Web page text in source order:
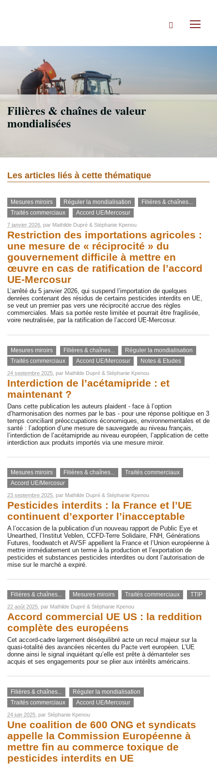
Rechercher
Filières & chaînes de valeur
mondialisées
Les articles liés à cette thématique
Mesures miroirs Réguler la mondialisation
Filières & chaînes...
Traités commerciaux
Accord UE/Mercosur
7 janvier 2026 , par Mathilde Dupré & Stéphanie Kpenou
Restriction des importations agricoles :
une mesure de « réciprocité » du
gouvernement difficile à mettre en
œuvre en cas de ratification de l’accord
UE-Mercosur
L’arrêté du 5 janvier 2026, qui suspend l’importation de quelques
denrées contenant des résidus de certains pesticides interdits en UE,
se veut un premier pas vers une réciprocité accrue des règles
commerciales. Mais sa portée reste limitée et pourrait être fragilisée,
voire neutralisée, par la ratification de l’accord UE-Mercosur.
Mesures miroirs Filières & chaînes...
Réguler la mondialisation
Traités commerciaux
Accord UE/Mercosur Notes & Etudes
24 septembre 2025 , par Mathilde Dupré & Stéphanie Kpenou
Interdiction de l’acétamipride : et
maintenant ?
Dans cette publication les auteurs plaident - face à l’option
d’harmonisation des normes par le bas - pour une réponse politique en 3
temps conciliant préoccupations économiques, environnementales et de
santé : l’adoption d’une mesure de sauvegarde au niveau français,
l’interdiction de l’acétamipride au niveau européen, l’application de cette
interdiction aux produits importés via une mesure miroir.
Mesures miroirs Filières & chaînes...
Traités commerciaux
Accord UE/Mercosur
23 septembre 2025 , par Mathilde Dupré & Stéphanie Kpenou
Pesticides interdits : la France et l’UE
continuent d’exporter l’inacceptable
A l’occasion de la publication d’un nouveau rapport de Public Eye et
Unearthed, l’Institut Veblen, CCFD-Terre Solidaire, FNH, Générations
Futures, foodwatch et AVSF appellent la France et l’Union européenne à
mettre immédiatement un terme à la production et l’exportation de
pesticides et substances pesticides interdites ou dont l’autorisation de
mise sur le marché a expiré.
Filières & chaînes... Mesures miroirs Traités commerciaux TTIP
22 août 2025, par Mathilde Dupré & Stéphanie Kpenou
Accord commercial UE US : la reddition
complète des européens
Cet accord-cadre largement déséquilibré acte un recul majeur sur la
quasi-totalité des avancées récentes du Pacte vert européen. L’UE
donne ainsi le signal inquiétant qu’elle est prête à démanteler ses
acquis et ses engagements pour se plier aux intérêts américains.
Filières & chaînes...
Réguler la mondialisation
Traités commerciaux
Accord UE/Mercosur
24 juin 2025 , par Stéphanie Kpenou
Une coalition de 600 ONG et syndicats
appelle la Commission Européenne à
mettre fin au commerce toxique de
pesticides interdits en UE